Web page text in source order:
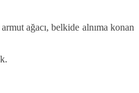
ağacı, belkide alnıma konan